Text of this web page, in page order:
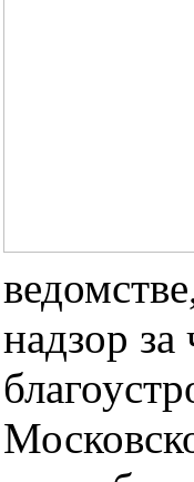
надзор